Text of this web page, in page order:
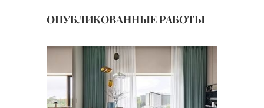
ОПУБЛИКОВАННЫЕ РАБОТЫ